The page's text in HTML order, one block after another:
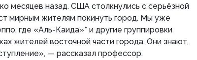
месяцев назад. США столкнулись с серьёзной
мирным жителям покинуть город. Мы уже
где «Аль-Каида»* и другие группировки
жителей восточной части города. Они знают,
— рассказал профессор.